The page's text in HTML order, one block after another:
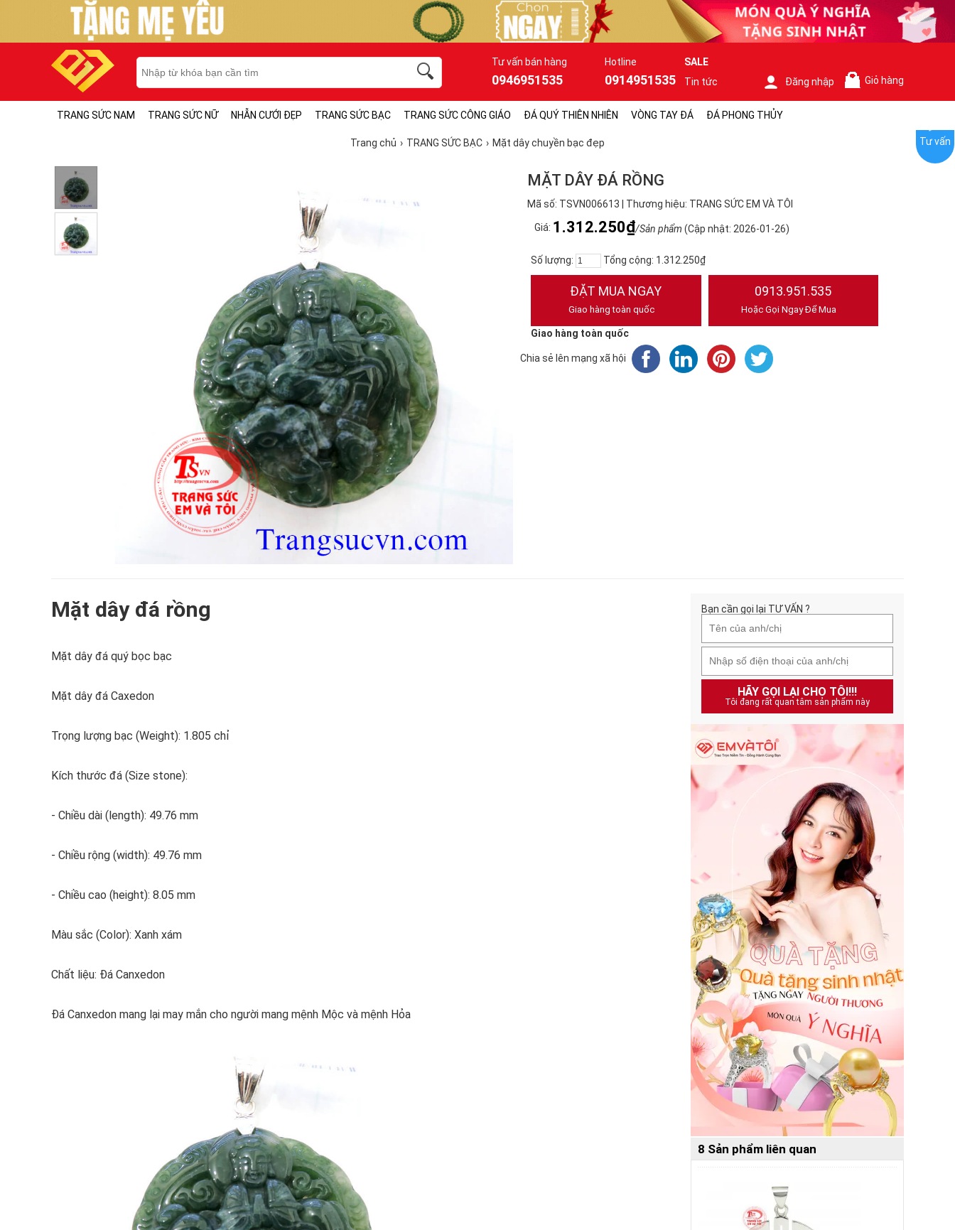
Tư vấn bán hàng
0946951535
Hotline
0914951535
SALE
Tin tức
Đăng nhập Giỏ hàng
TRANG SỨC NAM TRANG SỨC NỮ NHẪN CƯỚI ĐẸP TRANG SỨC BẠC TRANG SỨC CÔNG GIÁO ĐÁ QUÝ THIÊN NHIÊN VÒNG TAY ĐÁ ĐÁ PHONG THỦY
Trang chủ TRANG SỨC BẠC Mặt dây chuyền bạc đẹp
MẶT DÂY ĐÁ RỒNG
Mã số: TSVN006613 | Thương hiệu: TRANG SỨC EM VÀ TÔI
Giá: 1.312.250₫/Sản phẩm (Cập nhật: 2026-01-26)
Số lượng: Tổng cộng: 1.312.250₫
ĐẶT MUA NGAY
Giao hàng toàn quốc
0913.951.535
Hoặc Gọi Ngay Để Mua
Giao hàng toàn quốc
Chia sẻ lên mạng xã hội
Mặt dây đá rồng
Mặt dây đá quý bọc bạc
Mặt dây đá Caxedon
Trọng lượng bạc (Weight): 1.805 chỉ
Kích thước đá (Size stone):
- Chiều dài (length): 49.76 mm
- Chiều rộng (width): 49.76 mm
- Chiều cao (height): 8.05 mm
Màu sắc (Color): Xanh xám
Chất liệu: Đá Canxedon
Đá Canxedon mang lại may mắn cho người mang mệnh Mộc và mệnh Hỏa
Bạn cần gọi lại TƯ VẤN ?
HÃY GỌI LẠI CHO TÔI!!!
Tôi đang rất quan tâm sản phẩm này
8 Sản phẩm liên quan
Tư vấn